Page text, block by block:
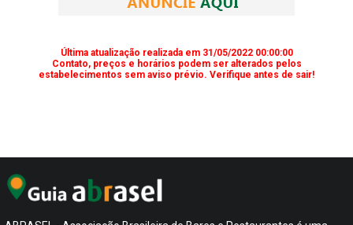
Última atualização realizada em 31/05/2022 00:00:00
Contato, preços e horários podem ser alterados pelos
estabelecimentos sem aviso prévio. Verifique antes de sair!